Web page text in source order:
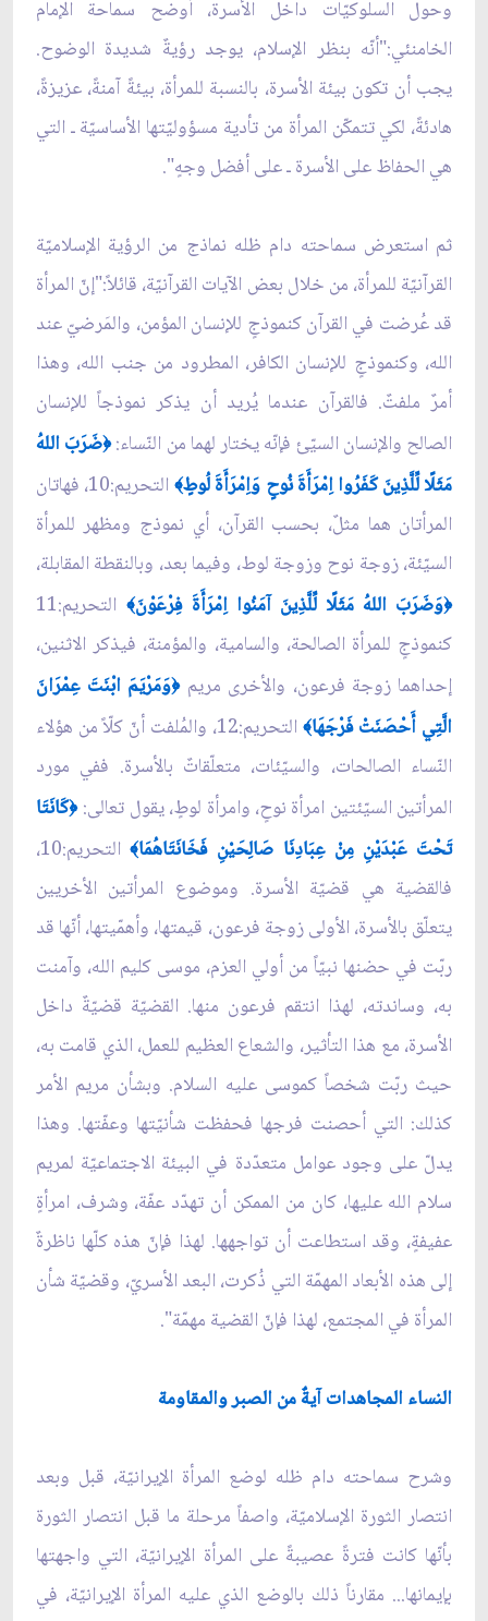
وحول السلوكيّات داخل الأسرة، أوضح سماحة الإمام
الخامنئي:"أنّه بنظر الإسلام، يوجد رؤيةٌ شديدة الوضوح.
يجب أن تكون بيئة الأسرة، بالنسبة للمرأة، بيئةً آمنةً، عزيزةً،
هادئةً، لكي تتمكّن المرأة من تأدية مسؤوليّتها الأساسيّة ـ التي
هي الحفاظ على الأسرة ـ على أفضل وجهٍ".
ثم استعرض سماحته دام ظله نماذج من الرؤية الإسلاميّة
القرآنيّة للمرأة، من خلال بعض الآيات القرآنيّة، قائلاً:"إنّ المرأة
قد عُرضت في القرآن كنموذجٍ للإنسان المؤمن، والمَرضيّ عند
الله، وكنموذجٍ للإنسان الكافر، المطرود من جنب الله، وهذا
أمرٌ ملفتٌ. فالقرآن عندما يُريد أن يذكر نموذجاً للإنسان
الصالح والإنسان السيّئ فإنّه يختار لهما من النّساء:﴿ضَرَبَ اللهُ
مَثَلًا لِّلَّذِينَ كَفَرُوا اِمْرَأَةَ نُوحٍ وَاِمْرَأَةَ لُوطٍ﴾
التحريم:10، فهاتان
المرأتان هما مثلٌ، بحسب القرآن، أي نموذج ومظهر للمرأة
السيّئة، زوجة نوح وزوجة لوط، وفيما بعد، وبالنقطة المقابلة،
﴿وَضَرَبَ اللهُ مَثَلًا لِّلَّذِينَ آمَنُوا اِمْرَأَةَ فِرْعَوْنَ﴾
التحريم:11
كنموذجٍ للمرأة الصالحة، والسامية، والمؤمنة، فيذكر الاثنين،
إحداهما زوجة فرعون، والأخرى مريم﴿وَمَرْيَمَ ابْنَتَ عِمْرَانَ
الَّتِي أَحْصَنَتْ فَرْجَهَا﴾
التحريم:12، والمُلفت أنّ كلّاً من هؤلاء
النّساء الصالحات، والسيّئات، متعلّقاتٌ بالأسرة. ففي مورد
المرأتين السيّئتين امرأة نوحٍ، وامرأة لوطٍ، يقول تعالى: ﴿كَانَتَا
تَحْتَ عَبْدَيْنِ مِنْ عِبَادِنَا صَالِحَيْنِ فَخَانَتَاهُمَا﴾
التحريم:10،
فالقضية هي قضيّة الأسرة. وموضوع المرأتين الأخريين
يتعلّق بالأسرة، الأولى زوجة فرعون، قيمتها، وأهمّيتها، أنّها قد
ربّت في حضنها نبيّاً من أولي العزم، موسى كليم الله، وآمنت
به، وساندته، لهذا انتقم فرعون منها. القضيّة قضيّةٌ داخل
الأسرة، مع هذا التأثير، والشعاع العظيم للعمل، الذي قامت به،
حيث ربّت شخصاً كموسى عليه السلام. وبشأن مريم الأمر
كذلك: التي أحصنت فرجها فحفظت شأنيّتها وعفّتها. وهذا
يدلّ على وجود عوامل متعدّدة في البيئة الاجتماعيّة لمريم
سلام الله عليها، كان من الممكن أن تهدّد عفّة، وشرف، امرأةٍ
عفيفةٍ، وقد استطاعت أن تواجهها. لهذا فإنّ هذه كلّها ناظرةٌ
إلى هذه الأبعاد المهمّة التي ذُكرت، البعد الأسريّ، وقضيّة شأن
المرأة في المجتمع، لهذا فإنّ القضية مهمّة".
النساء المجاهدات آيةٌ من الصبر والمقاومة
وشرح سماحته دام ظله لوضع المرأة الإيرانيّة، قبل وبعد
انتصار الثورة الإسلاميّة، واصفاً مرحلة ما قبل انتصار الثورة
بأنّها كانت فترةً عصيبةً على المرأة الإيرانيّة، التي واجهتها
بإيمانها... مقارناً ذلك بالوضع الذي عليه المرأة الإيرانيّة، في